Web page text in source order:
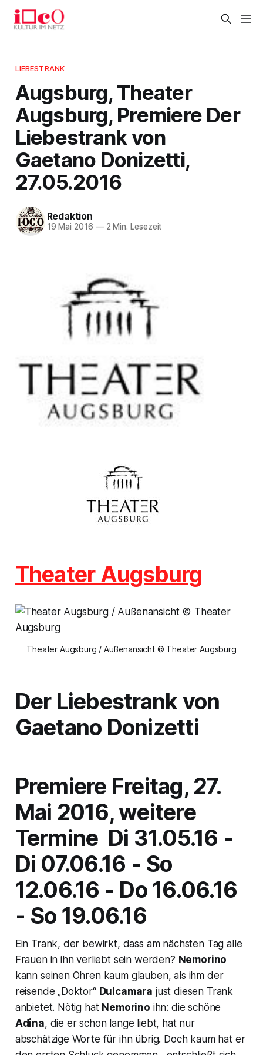
LIEBESTRANK
Augsburg, Theater
Augsburg, Premiere Der
Liebestrank von
Gaetano Donizetti,
27.05.2016
Redaktion
19 Mai 2016 —2 Min. Lesezeit
Theater Augsburg
Theater Augsburg / Außenansicht © Theater Augsburg
Der Liebestrank von
Gaetano Donizetti
Premiere Freitag, 27.
Mai 2016, weitere
Termine Di 31.05.16 -
Di 07.06.16 - So
12.06.16 - Do 16.06.16
- So 19.06.16
Ein Trank, der bewirkt, dass am nächsten Tag alle
Frauen in ihn verliebt sein werden? Nemorino
kann seinen Ohren kaum glauben, als ihm der
reisende „Doktor“ Dulcamara just diesen Trank
anbietet. Nötig hat Nemorino ihn: die schöne
Adina, die er schon lange liebt, hat nur
abschätzige Worte für ihn übrig. Doch kaum hat er